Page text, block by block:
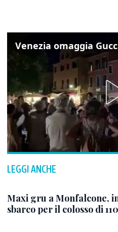
LEGGI ANCHE
Maxi gru a Monfalcone,
sbarco per il colosso di